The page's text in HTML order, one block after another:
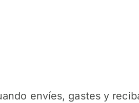
envíes, gastes y